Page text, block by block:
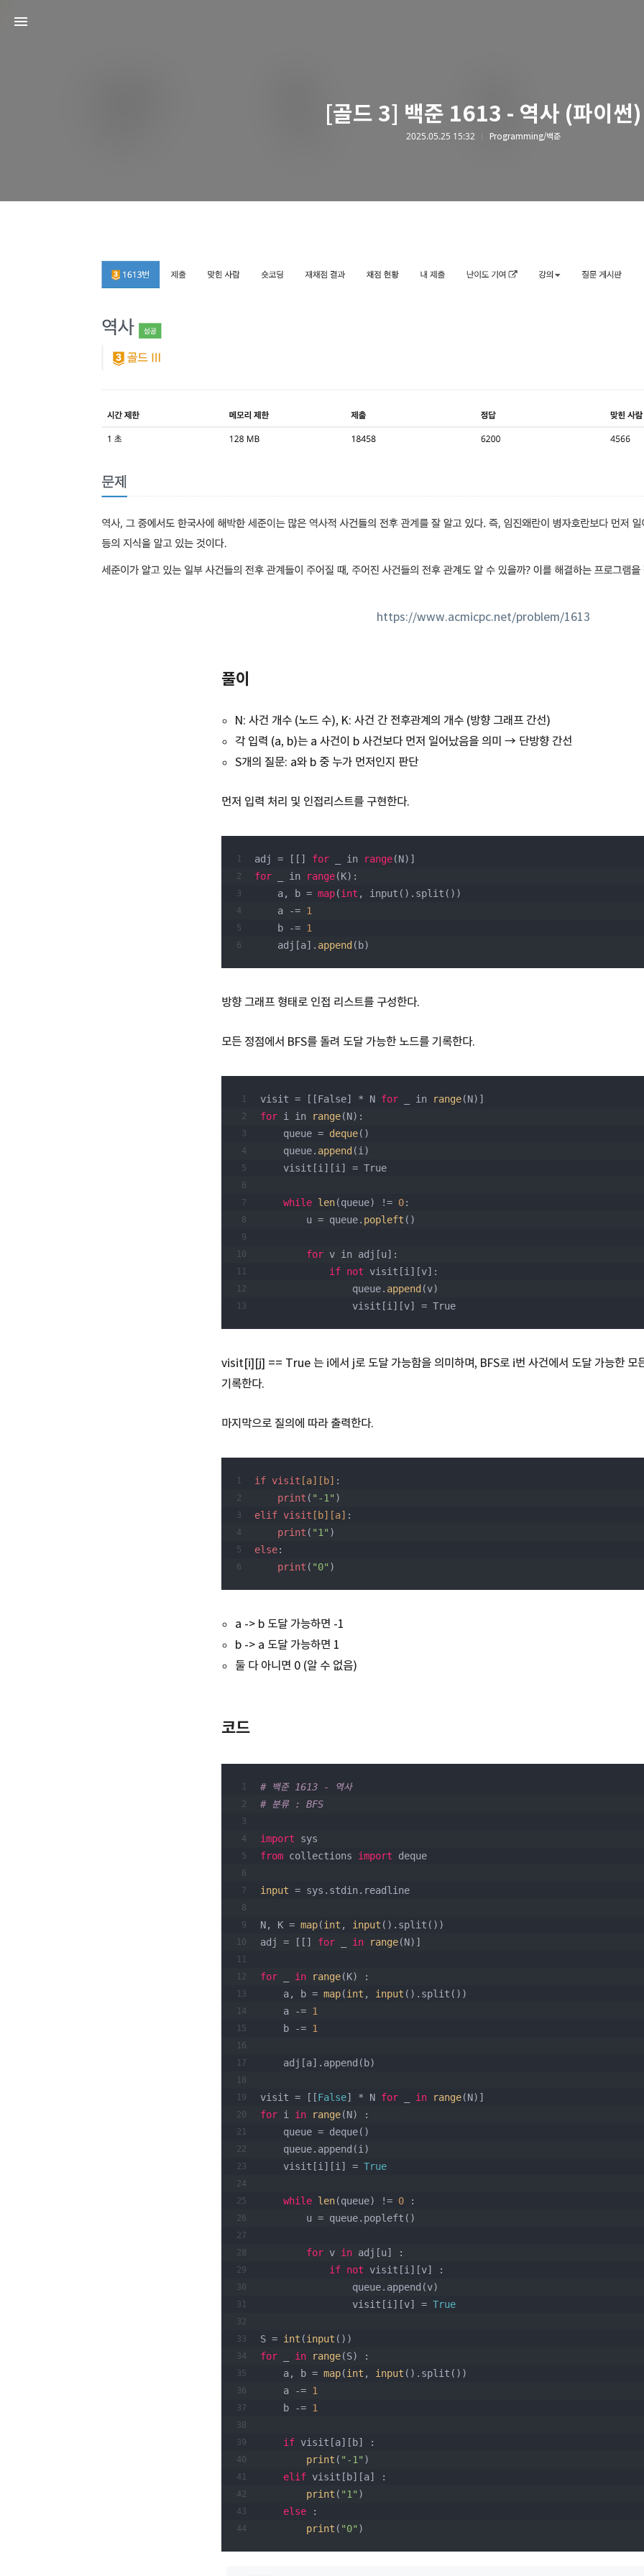
[골드 3] 백준 1613 - 역사 (파이썬)
2025.05.25 15:32 Programming/백준
https://www.acmicpc.net/problem/1613
풀이
N: 사건 개수 (노드 수), K: 사건 간 전후관계의 개수 (방향 그래프 간선)
각 입력 (a, b)는 a 사건이 b 사건보다 먼저 일어났음을 의미 → 단방향 간선
S개의 질문: a와 b 중 누가 먼저인지 판단
먼저 입력 처리 및 인접리스트를 구현한다.
adj = [[] for _ in range(N)]
for _ in range(K):
    a, b =
map(int , input().split())
    a -=
1
    b -=
1
    adj[a].
append (b)
방향 그래프 형태로 인접 리스트를 구성한다.
모든 정점에서 BFS를 돌려 도달 가능한 노드를 기록한다.
visit = [[False] * N for _ in range(N)]
for i in range(N):
    queue =
deque()
    queue.
append (i)
    visit[i][i] = True
while len(queue) != 0:
        u = queue.
popleft ()
for v in adj[u]:
if not visit[i][v]:
                queue.
append (v)
                visit[i][v] = True
visit[i][j] == True 는 i에서 j로 도달 가능함을 의미하며, BFS로 i번 사건에서 도달 가능한 모
기록한다.
마지막으로 질의에 따라 출력한다.
if visit [a] [b] :
print ( "-1" )
elif visit [b] [a] :
print ( "1" )
else:
print ( "0" )
a -> b 도달 가능하면 -1
b -> a 도달 가능하면 1
둘 다 아니면 0 (알 수 없음)
코드
# 백준 1613 - 역사
# 분류 : BFS
import sys
from collections import deque
input = sys.stdin.readline
N, K = map(int , input ().split())
adj = [[] for in range(N)]
for in range(K) :
    a, b =
map(int , input ().split())
    a -=
1
    b -=
1
    adj[a].append(b)
visit = [[False] * N for in range(N)]
for i in range(N) :
    queue = deque()
    queue.append(i)
    visit[i][i] =
True
while len(queue) != 0 :
        u = queue.popleft()
for v in adj[u] :
if not visit[i][v] :
                queue.append(v)
                visit[i][v] =
True
S = int (input ())
for
in range(S) :
    a, b =
map(int , input ().split())
    a -=
1
    b -=
1
if visit[a][b] :
print ( "-1" )
elif visit[b][a] :
print ( "1" )
else :
print ( "0" )